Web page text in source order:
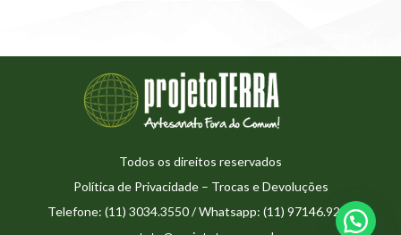
Todos os direitos reservados
Política de Privacidade– Trocas e Devoluções
Telefone: (11) 3034.3550 / Whatsapp: (11) 97146.9273